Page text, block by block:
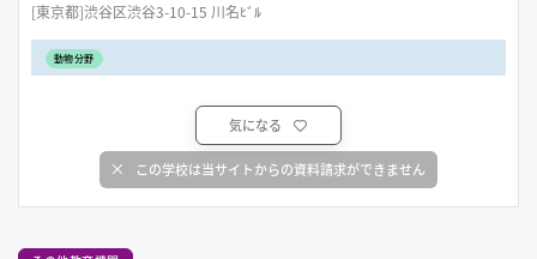
[東京都]渋谷区渋谷3-10-15 川名ﾋﾞﾙ
動物分野
気になる
この学校は当サイトからの資料請求ができません